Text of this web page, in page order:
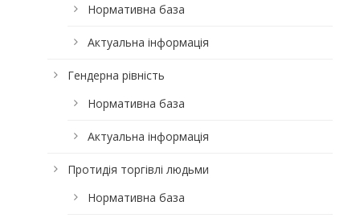
Нормативна база
Актуальна інформація
Гендерна рівність
Нормативна база
Актуальна інформація
Протидія торгівлі людьми
Нормативна база